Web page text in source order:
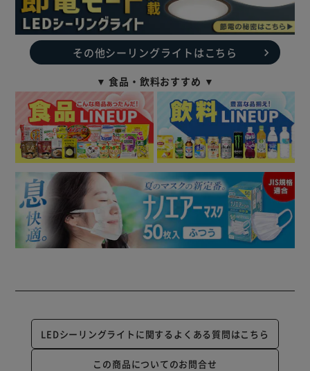
その他シーリングライトはこちら
▼ 食品・飲料おすすめ ▼
LEDシーリングライトに関するよくある質問はこちら
この商品についてのお問合せ